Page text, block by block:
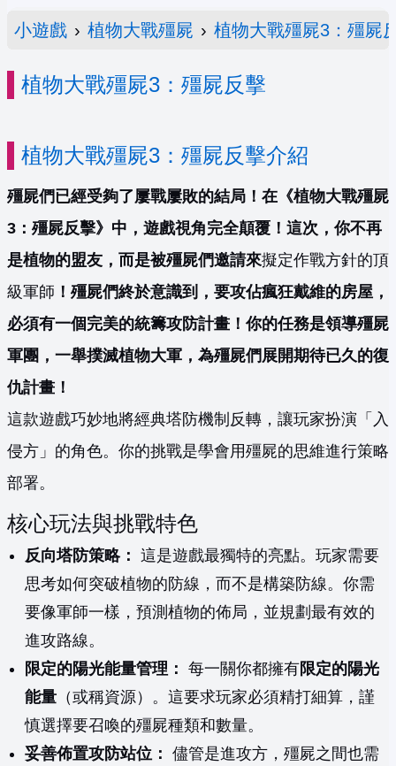
小遊戲 › 植物大戰殭屍 › 植物大戰殭屍3：殭屍
植物大戰殭屍3：殭屍反擊
植物大戰殭屍3：殭屍反擊介紹
殭屍們已經受夠了屢戰屢敗的結局！在《植物大戰殭屍
3：殭屍反擊》中，遊戲視角完全顛覆！這次，你不再
是植物的盟友，而是被殭屍們邀請來擬定作戰方針的頂
級軍師 ！殭屍們終於意識到，要攻佔瘋狂戴維的房屋，
必須有一個完美的統籌攻防計畫！你的任務是領導殭屍
軍團，一舉撲滅植物大軍，為殭屍們展開期待已久的復
仇計畫！
這款遊戲巧妙地將經典塔防機制反轉，讓玩家扮演「入
侵方」的角色。你的挑戰是學會用殭屍的思維進行策略
部署。
核心玩法與挑戰特色
反向塔防策略： 這是遊戲最獨特的亮點。玩家需要
思考如何突破植物的防線，而不是構築防線。你需
要像軍師一樣，預測植物的佈局，並規劃最有效的
進攻路線。
限定的陽光能量管理： 每一關你都擁有限定的陽光
能量 （或稱資源）。這要求玩家必須精打細算，謹
慎選擇要召喚的殭屍種類和數量。
妥善佈置攻防站位： 儘管是進攻方，殭屍之間也需